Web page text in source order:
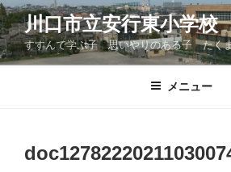
コ
ン
テ
ン
川口市立安行東小学校
すすんで学ぶ子 思いやりのある子 たく
メニュー